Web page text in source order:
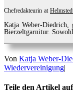
Chefredakteurin at
Katja Weber-
Bierzeltgarnitur.
Von Katja Weber-
Wiedervereinigung|
Teile den Artikel